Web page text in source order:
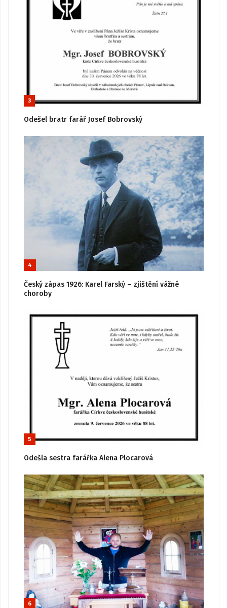
3
Odešel bratr farář Josef Bobrovský
4
Český zápas 1926: Karel Farský – zjištění vážné
choroby
5
Odešla sestra farářka Alena Plocarová
6